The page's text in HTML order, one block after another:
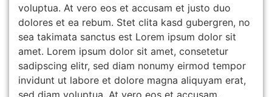
voluptua. At vero eos et accusam et justo duo
dolores et ea rebum. Stet clita kasd gubergren, no
sea takimata sanctus est Lorem ipsum dolor sit
amet. Lorem ipsum dolor sit amet, consetetur
sadipscing elitr, sed diam nonumy eirmod tempor
invidunt ut labore et dolore magna aliquyam erat,
sed diam voluptua. At vero eos et accusam.